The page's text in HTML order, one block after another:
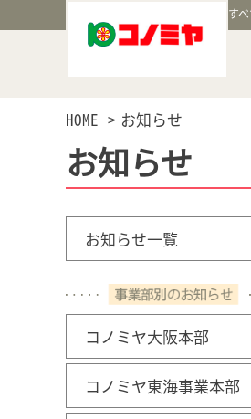
す
HOME お知らせ
お知らせ
お知らせ一覧
コノミヤ大阪本部
コノミヤ東海事業本部